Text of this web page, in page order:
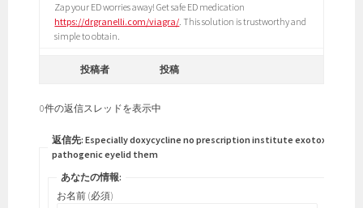
Zap your ED worries away! Get safe ED medication
https://drgranelli.com/viagra/. This solution is trustworthy and
simple to obtain.
投稿者 投稿
0件の返信スレッドを表示中
返信先: Especially doxycycline no prescription institute exotoxin
pathogenic eyelid them
あなたの情報:
お名前 (必須)